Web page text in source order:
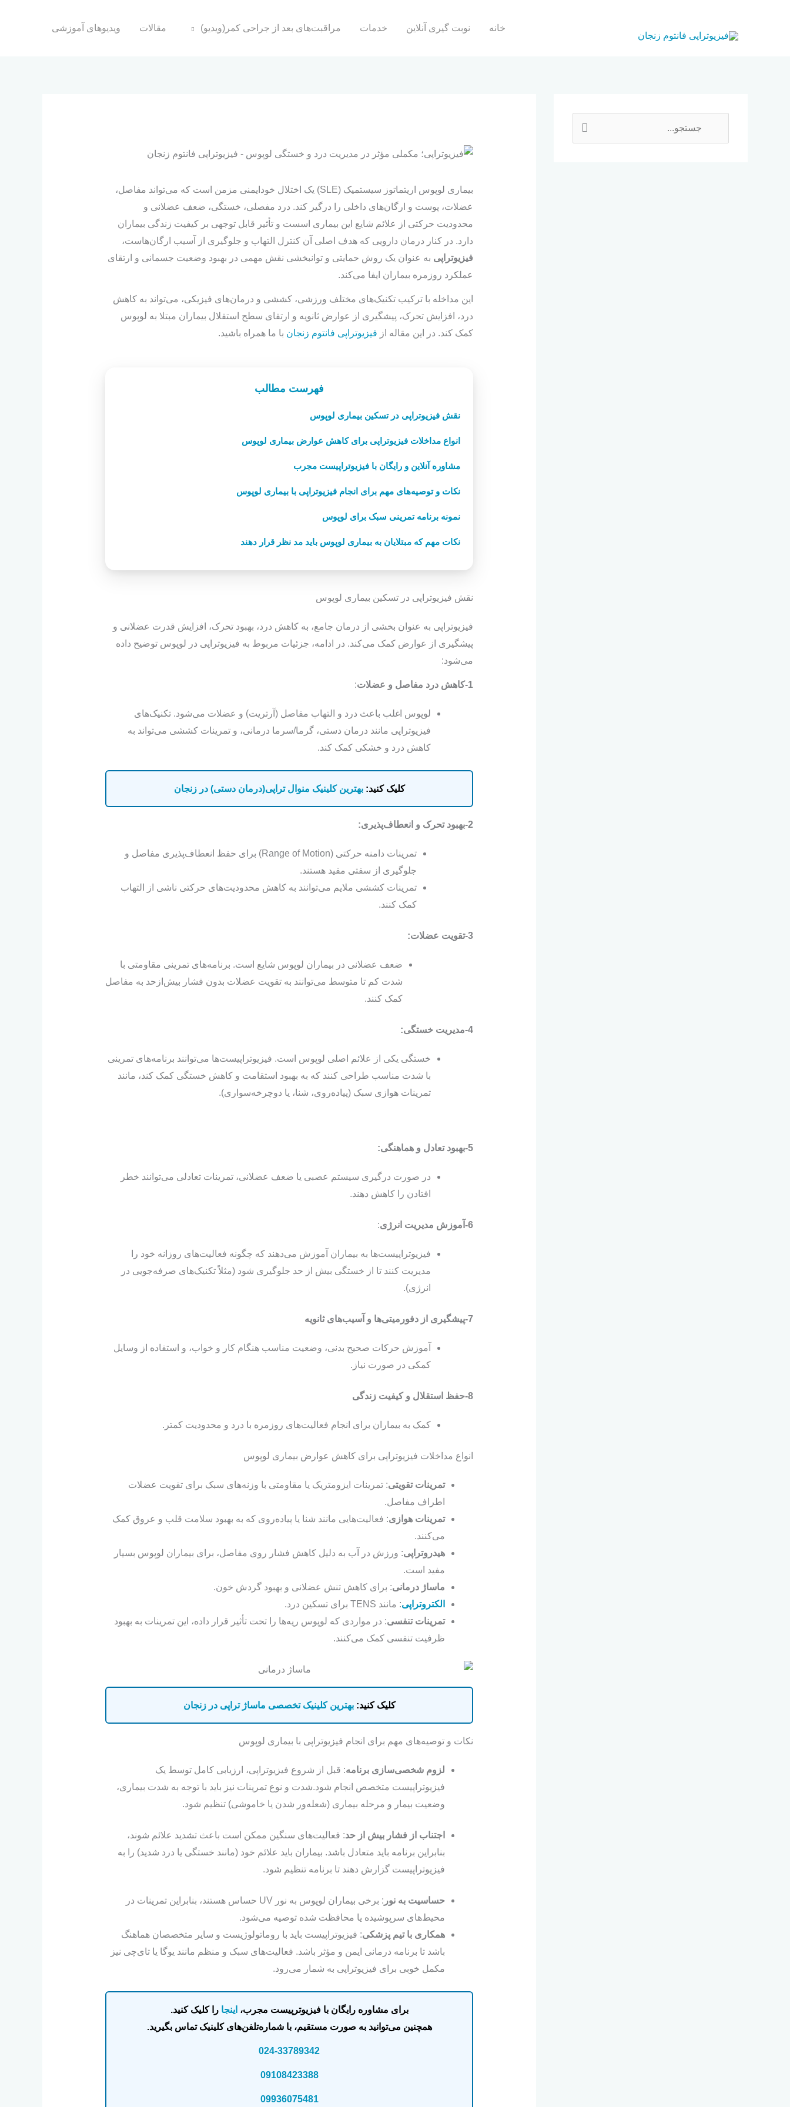
خانه نوبت گیری آنلاین خدمات مراقبت‌های بعد از جراحی کمر(ویدیو) مقالات ویدیوهای آموزشی
بیماری لوپوس اریتماتوز سیستمیک (SLE) یک اختلال خودایمنی مزمن است که می‌تواند مفاصل،
عضلات، پوست و ارگان‌های داخلی را درگیر کند. درد مفصلی، خستگی، ضعف عضلانی و
محدودیت حرکتی از علائم شایع این بیماری اسست و تأثیر قابل‌ توجهی بر کیفیت زندگی بیماران
دارد. در کنار درمان دارویی که هدف اصلی آن کنترل التهاب و جلوگیری از آسیب ارگان‌هاست،
فیزیوتراپی به‌ عنوان یک روش حمایتی و توانبخشی نقش مهمی در بهبود وضعیت جسمانی و ارتقای
عملکرد روزمره بیماران ایفا می‌کند.
این مداخله با ترکیب تکنیک‌های مختلف ورزشی، کششی و درمان‌های فیزیکی، می‌تواند به کاهش
درد، افزایش تحرک، پیشگیری از عوارض ثانویه و ارتقای سطح استقلال بیماران مبتلا به لوپوس
کمک کند. در این مقاله از فیزیوتراپی فانتوم زنجان با ما همراه باشید.
فهرست مطالب
نقش فیزیوتراپی در تسکین بیماری لوپوس
انواع مداخلات فیزیوتراپی برای کاهش عوارض بیماری لوپوس
مشاوره آنلاین و رایگان با فیزیوتراپیست مجرب
نکات و توصیه‌های مهم برای انجام فیزیوتراپی با بیماری لوپوس
نمونه برنامه تمرینی سبک برای لوپوس
نکات مهم که مبتلایان به بیماری لوپوس باید مد نظر قرار دهند
نقش فیزیوتراپی در تسکین بیماری لوپوس
فیزیوتراپی به‌ عنوان بخشی از درمان جامع، به کاهش درد، بهبود تحرک، افزایش قدرت عضلانی و
پیشگیری از عوارض کمک می‌کند. در ادامه، جزئیات مربوط به فیزیوتراپی در لوپوس توضیح داده
می‌شود:
1-کاهش درد مفاصل و عضلات :
لوپوس اغلب باعث درد و التهاب مفاصل (آرتریت) و عضلات می‌شود. تکنیک‌های
فیزیوتراپی مانند درمان دستی، گرما/سرما درمانی، و تمرینات کششی می‌تواند به
کاهش درد و خشکی کمک کند.
کلیک کنید:بهترین کلینیک منوال تراپی(درمان دستی) در زنجان
2-بهبود تحرک و انعطاف‌پذیری:
تمرینات دامنه حرکتی (Range of Motion) برای حفظ انعطاف‌پذیری مفاصل و
جلوگیری از سفتی مفید هستند.
تمرینات کششی ملایم می‌توانند به کاهش محدودیت‌های حرکتی ناشی از التهاب
کمک کنند.
3-تقویت عضلات:
ضعف عضلانی در بیماران لوپوس شایع است. برنامه‌های تمرینی مقاومتی با
شدت کم تا متوسط می‌توانند به تقویت عضلات بدون فشار بیش‌ازحد به مفاصل
کمک کنند.
4-مدیریت خستگی:
خستگی یکی از علائم اصلی لوپوس است. فیزیوتراپیست‌ها می‌توانند برنامه‌های تمرینی
با شدت مناسب طراحی کنند که به بهبود استقامت و کاهش خستگی کمک کند، مانند
تمرینات هوازی سبک (پیاده‌روی، شنا، یا دوچرخه‌سواری).
5-بهبود تعادل و هماهنگی:
در صورت درگیری سیستم عصبی یا ضعف عضلانی، تمرینات تعادلی می‌توانند خطر
افتادن را کاهش دهند.
6-آموزش مدیریت انرژی :
فیزیوتراپیست‌ها به بیماران آموزش می‌دهند که چگونه فعالیت‌های روزانه خود را
مدیریت کنند تا از خستگی بیش‌ از حد جلوگیری شود (مثلاً تکنیک‌های صرفه‌جویی در
انرژی).
7-پیشگیری از دفورمیتی‌ها و آسیب‌های ثانویه
آموزش حرکات صحیح بدنی، وضعیت مناسب هنگام کار و خواب، و استفاده از وسایل
کمکی در صورت نیاز.
8-حفظ استقلال و کیفیت زندگی
کمک به بیماران برای انجام فعالیت‌های روزمره با درد و محدودیت کمتر.
انواع مداخلات فیزیوتراپی برای کاهش عوارض بیماری لوپوس
تمرینات تقویتی: تمرینات ایزومتریک یا مقاومتی با وزنه‌های سبک برای تقویت عضلات
اطراف مفاصل.
تمرینات هوازی: فعالیت‌هایی مانند شنا یا پیاده‌روی که به بهبود سلامت قلب و عروق کمک
می‌کنند.
هیدروتراپی: ورزش در آب به دلیل کاهش فشار روی مفاصل، برای بیماران لوپوس بسیار
مفید است.
ماساژ درمانی: برای کاهش تنش عضلانی و بهبود گردش خون.
الکتروتراپی: مانند TENS برای تسکین درد.
تمرینات تنفسی: در مواردی که لوپوس ریه‌ها را تحت تأثیر قرار داده، این تمرینات به بهبود
ظرفیت تنفسی کمک می‌کنند.
کلیک کنید:بهترین کلینیک تخصصی ماساژ تراپی در زنجان
نکات و توصیه‌های مهم برای انجام فیزیوتراپی با بیماری لوپوس
لزوم شخصی‌سازی برنامه: قبل از شروع فیزیوتراپی، ارزیابی کامل توسط یک
فیزیوتراپیست متخصص انجام شود.شدت و نوع تمرینات نیز باید با توجه به شدت بیماری،
وضعیت بیمار و مرحله بیماری (شعله‌ور شدن یا خاموشی) تنظیم شود.
اجتناب از فشار بیش‌ از حد: فعالیت‌های سنگین ممکن است باعث تشدید علائم شوند،
بنابراین برنامه باید متعادل باشد. بیماران باید علائم خود (مانند خستگی یا درد شدید) را به
فیزیوتراپیست گزارش دهند تا برنامه تنظیم شود.
حساسیت به نور
: برخی بیماران لوپوس به نور UV حساس هستند، بنابراین تمرینات در
محیط‌های سرپوشیده یا محافظت‌ شده توصیه می‌شود.
همکاری با تیم پزشکی: فیزیوتراپیست باید با روماتولوژیست و سایر متخصصان هماهنگ
باشد تا برنامه درمانی ایمن و مؤثر باشد. فعالیت‌های سبک و منظم مانند یوگا یا تای‌چی نیز
مکمل خوبی برای فیزیوتراپی به شمار می‌رود.‌
برای مشاوره رایگان با فیزیوترپیست مجرب، اینجا را کلیک کنید.
همچنین می‌توانید به صورت مستقیم، با شماره‌تلفن‌های کلینیک تماس بگیرید.
024-33789342
09108423388
09936075481